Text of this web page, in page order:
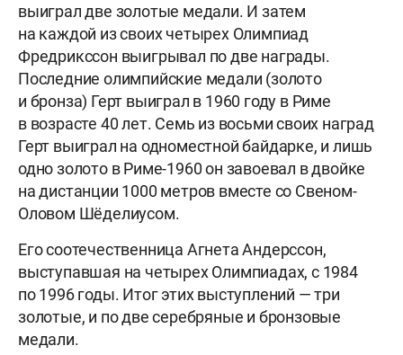
выиграл две золотые медали. И затем
на каждой из своих четырех Олимпиад
Фредрикссон выигрывал по две награды.
Последние олимпийские медали (золото
и бронза) Герт выиграл в 1960 году в Риме
в возрасте 40 лет. Семь из восьми своих наград
Герт выиграл на одноместной байдарке, и лишь
одно золото в Риме-1960 он завоевал в двойке
на дистанции 1000 метров вместе со Свеном-
Оловом Шёделиусом.
Его соотечественница Агнета Андерссон,
выступавшая на четырех Олимпиадах, с 1984
по 1996 годы. Итог этих выступлений — три
золотые, и по две серебряные и бронзовые
медали.